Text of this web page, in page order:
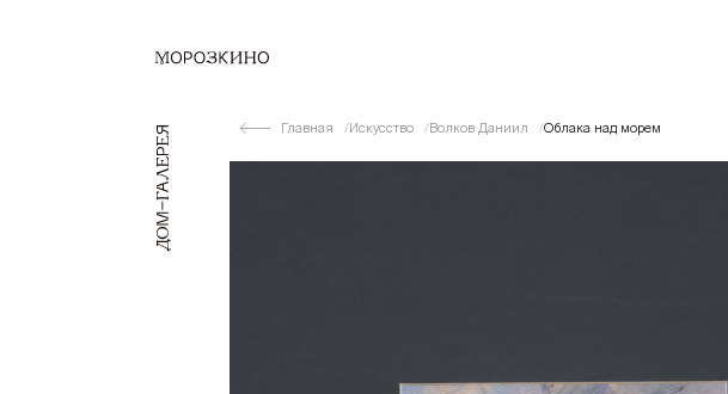
Главная Искусство Волков Даниил Облака над морем